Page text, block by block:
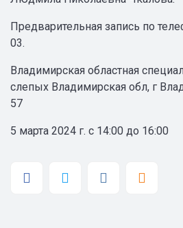
Предварительная запись по
03.
Владимирская областная
слепых Владимирская обл, г
57
5 марта 2024 г. с 14:00 до 16:00